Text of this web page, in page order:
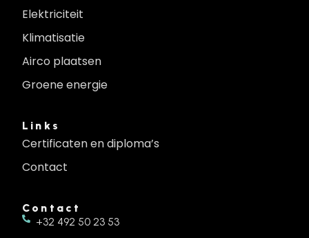
Elektriciteit
Klimatisatie
Airco plaatsen
Groene energie
Links
Certificaten en diploma’s
Contact
Contact
+32 492 50 23 53